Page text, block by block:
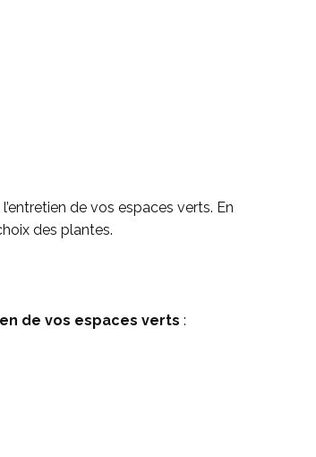
de vos espaces verts. En
des plantes.
de vos espaces verts :